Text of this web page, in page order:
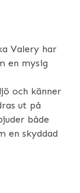
Valery har
en mysig
och känner
ut på
både
en skyddad